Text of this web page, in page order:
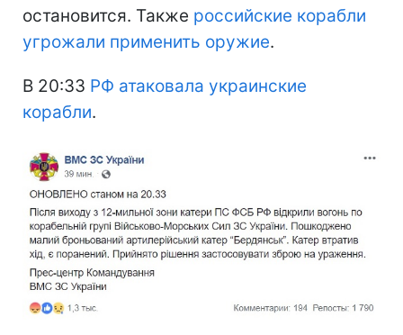
остановится. Также российские корабли
угрожали применить оружие.
В 20:33 РФ атаковала украинские
корабли.